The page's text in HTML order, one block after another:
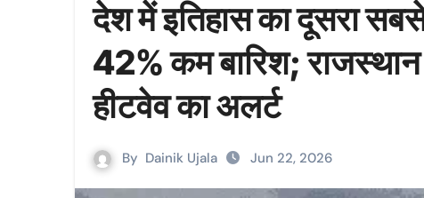
देश में इतिहास का दूसरा
42% कम बारिश;
हीटवेव का अलर्ट
By Dainik Ujala Jun 22, 2026